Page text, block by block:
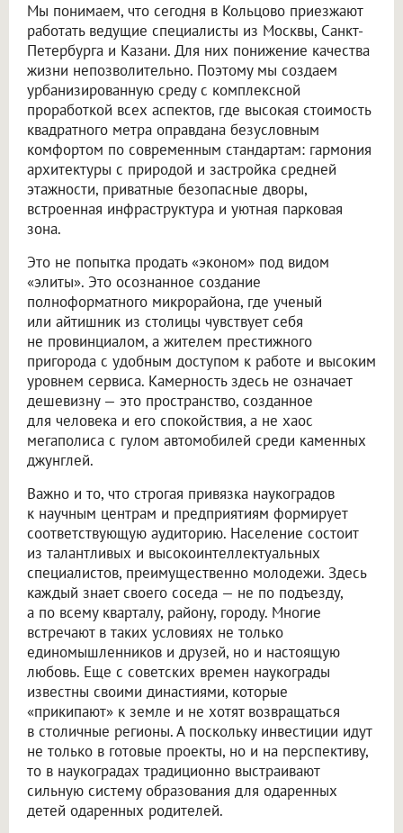
Мы понимаем, что сегодня в Кольцово приезжают
работать ведущие специалисты из Москвы, Санкт-
Петербурга и Казани. Для них понижение качества
жизни непозволительно. Поэтому мы создаем
урбанизированную среду с комплексной
проработкой всех аспектов, где высокая стоимость
квадратного метра оправдана безусловным
комфортом по современным стандартам: гармония
архитектуры с природой и застройка средней
этажности, приватные безопасные дворы,
встроенная инфраструктура и уютная парковая
зона.
Это не попытка продать «эконом» под видом
«элиты». Это осознанное создание
полноформатного микрорайона, где ученый
или айтишник из столицы чувствует себя
не провинциалом, а жителем престижного
пригорода с удобным доступом к работе и высоким
уровнем сервиса. Камерность здесь не означает
дешевизну — это пространство, созданное
для человека и его спокойствия, а не хаос
мегаполиса с гулом автомобилей среди каменных
джунглей.
Важно и то, что строгая привязка наукоградов
к научным центрам и предприятиям формирует
соответствующую аудиторию. Население состоит
из талантливых и высокоинтеллектуальных
специалистов, преимущественно молодежи. Здесь
каждый знает своего соседа — не по подъезду,
а по всему кварталу, району, городу. Многие
встречают в таких условиях не только
единомышленников и друзей, но и настоящую
любовь. Еще с советских времен наукограды
известны своими династиями, которые
«прикипают» к земле и не хотят возвращаться
в столичные регионы. А поскольку инвестиции идут
не только в готовые проекты, но и на перспективу,
то в наукоградах традиционно выстраивают
сильную систему образования для одаренных
детей одаренных родителей.